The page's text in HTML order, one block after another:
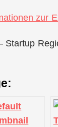
zur
Startup